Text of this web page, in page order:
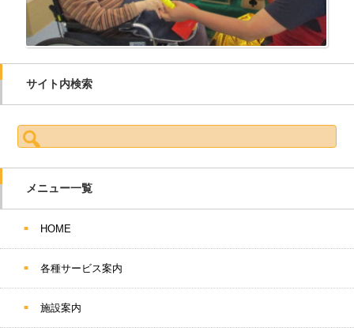
サイト内検索
検索:
メニュー一覧
HOME
各種サービス案内
施設案内